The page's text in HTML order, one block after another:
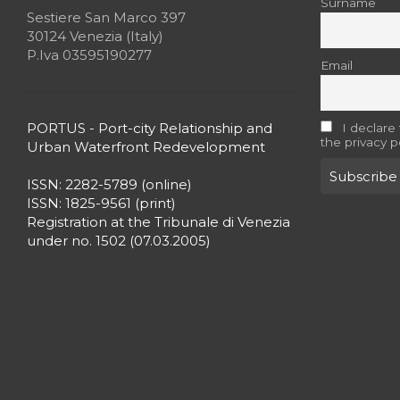
Sestiere San Marco 397
30124 Venezia (Italy)
P.Iva 03595190277
PORTUS - Port-city Relationship and
Urban Waterfront Redevelopment
ISSN: 2282-5789 (online)
ISSN: 1825-9561 (print)
Registration at the Tribunale di Venezia
under no. 1502 (07.03.2005)
Email
I declare
the privacy